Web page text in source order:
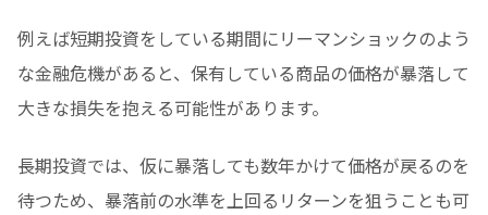
例えば短期投資をしている期間にリーマンショックのよう
な金融危機があると、保有している商品の価格が暴落して
大きな損失を抱える可能性があります。
長期投資では、仮に暴落しても数年かけて価格が戻るのを
待つため、暴落前の水準を上回るリターンを狙うことも可